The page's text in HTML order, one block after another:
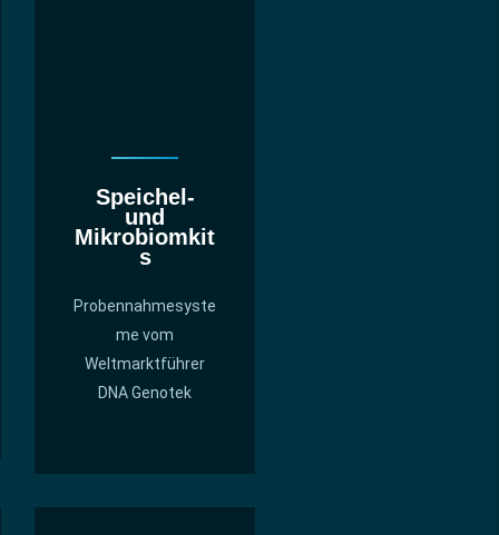
Speichel-
und
Mikrobiomkit
s
Probennahmesyste
me vom
Weltmarktführer
DNA Genotek